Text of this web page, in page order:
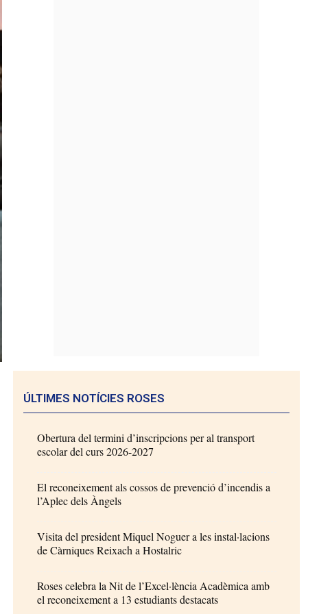
ÚLTIMES NOTÍCIES ROSES
Obertura del termini d’inscripcions per al transport
escolar del curs 2026-2027
El reconeixement als cossos de prevenció d’incendis a
l’Aplec dels Àngels
Visita del president Miquel Noguer a les instal·lacions
de Càrniques Reixach a Hostalric
Roses celebra la Nit de l’Excel·lència Acadèmica amb
el reconeixement a 13 estudiants destacats